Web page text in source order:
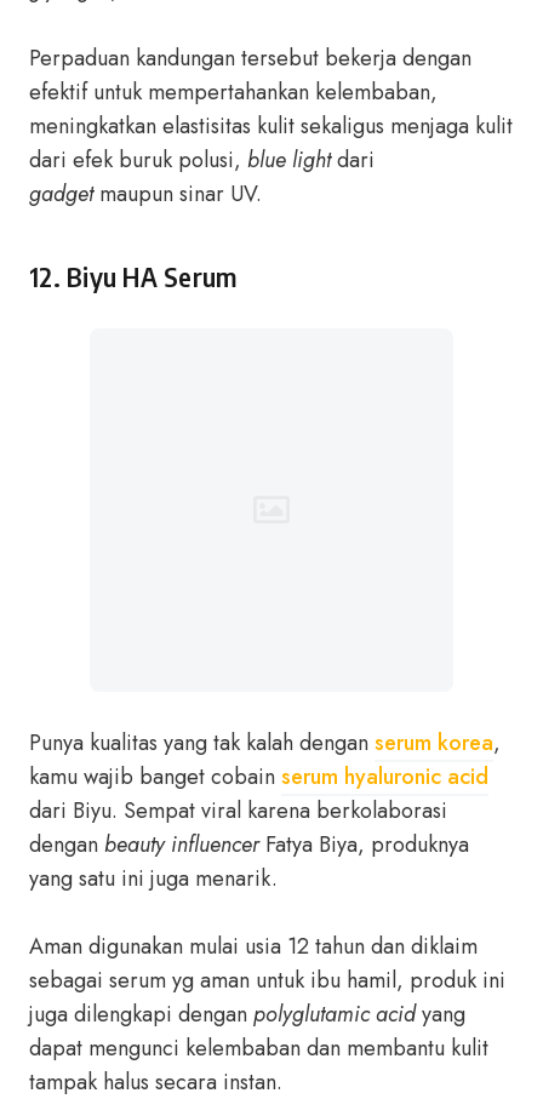
Perpaduan kandungan tersebut bekerja dengan
efektif untuk mempertahankan kelembaban,
meningkatkan elastisitas kulit sekaligus menjaga kulit
dari efek buruk polusi, blue lightdari
gadgetmaupun sinar UV.
12. Biyu HA Serum
Punya kualitas yang tak kalah denganserum korea,
kamu wajib banget cobainserum hyaluronic acid
dari Biyu. Sempat viral karena berkolaborasi
denganbeauty influencerFatya Biya, produknya
yang satu ini juga menarik.
Aman digunakan mulai usia 12 tahun dan diklaim
sebagai serum yg aman untuk ibu hamil, produk ini
juga dilengkapi denganpolyglutamic acidyang
dapat mengunci kelembaban dan membantu kulit
tampak halus secara instan.